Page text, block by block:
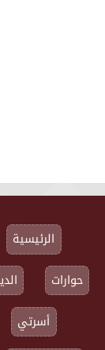
الرئيسية
حوارات
أسرتي